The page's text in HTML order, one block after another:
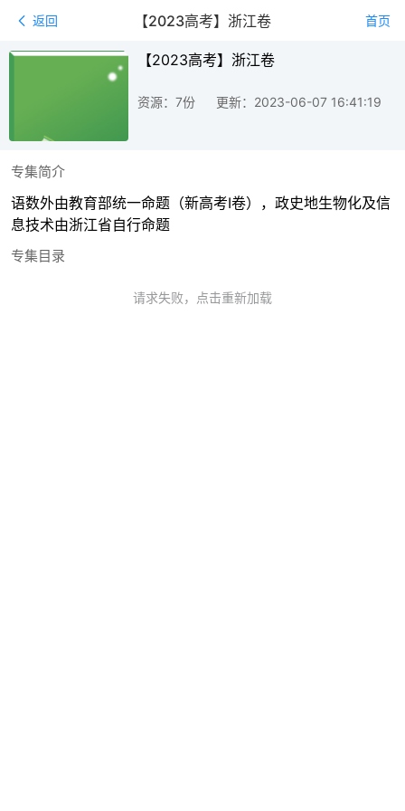
返回 【2023高考】浙江卷 首页
【2023高考】浙江卷
资源：7份 更新：2023-06-07 16:41:19
专集简介
语数外由教育部统一命题（新高考Ⅰ卷），政史地生物化及信
息技术由浙江省自行命题
专集目录
请求失败，点击重新加载